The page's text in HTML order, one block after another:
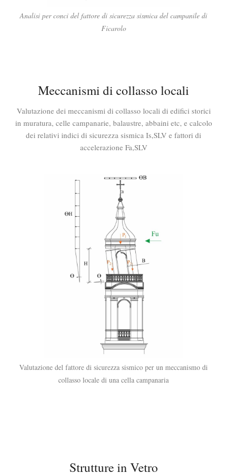
Analisi per conci del fattore di sicurezza sismica del campanile di
Ficarolo
Valutazione del fattore di sicurezza sismico per un meccanismo di
collasso locale di una cella campanaria
Meccanismi di collasso locali
Valutazione dei meccanismi di collasso locali di edifici storici
in muratura, celle campanarie, balaustre, abbaini etc, e calcolo
dei relativi indici di sicurezza sismica Is,SLV e fattori di
accelerazione Fa,SLV
Strutture in Vetro